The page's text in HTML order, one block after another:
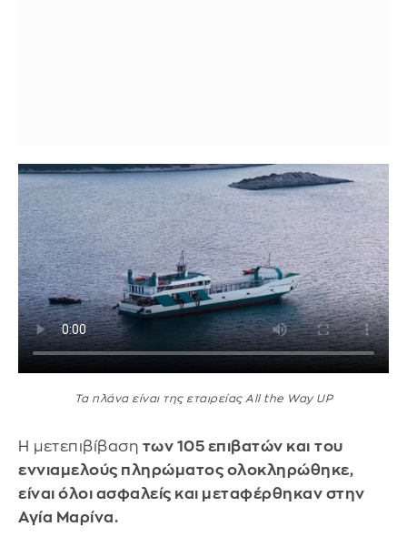
Τα πλάνα είναι της εταιρείας All the Way UP
Η μετεπιβίβαση των 105 επιβατών και του
εννιαμελούς πληρώματος ολοκληρώθηκε,
είναι όλοι ασφαλείς και μεταφέρθηκαν στην
Αγία Μαρίνα.